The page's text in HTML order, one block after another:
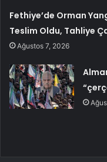
Fethiye’de Orman
Teslim Oldu, Tahliye
Ağustos 7, 2026